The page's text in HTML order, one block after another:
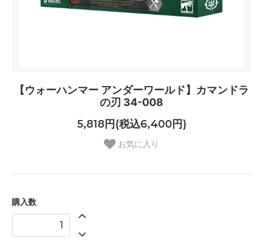
【ウォーハンマー アンダーワールド】カマンドラ
の刃 34-008
5,818円(税込6,400円)
お気に入り
購入数